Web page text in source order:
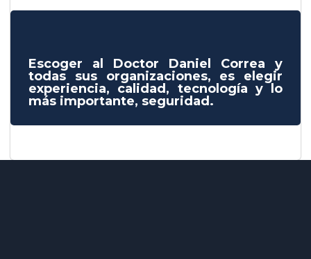
Escoger al Doctor Daniel Correa y
todas sus organizaciones, es elegir
experiencia, calidad, tecnología y lo
más importante, seguridad.